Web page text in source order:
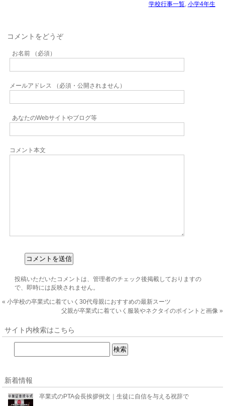
学校行事一覧, 小学4年生
コメントをどうぞ
お名前 （必須）
メールアドレス （必須・公開されません）
あなたのWebサイトやブログ等
コメント本文
投稿いただいたコメントは、管理者のチェック後掲載しておりますの
で、即時には反映されません。
«小学校の卒業式に着ていく30代母親におすすめの最新スーツ
父親が卒業式に着ていく服装やネクタイのポイントと画像»
サイト内検索はこちら
新着情報
卒業式のPTA会長挨拶例文｜生徒に自信を与える祝辞で